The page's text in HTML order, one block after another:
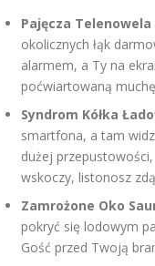
Pajęcza Telenowela
okolicznych łąk
alarmem, a Ty na
poćwiartowaną
Syndrom Kółka
smartfona, a tam
dużej
wskoczy, listonosz
Zamrożone Oko
pokryć się lodowym
Gość przed Twoją